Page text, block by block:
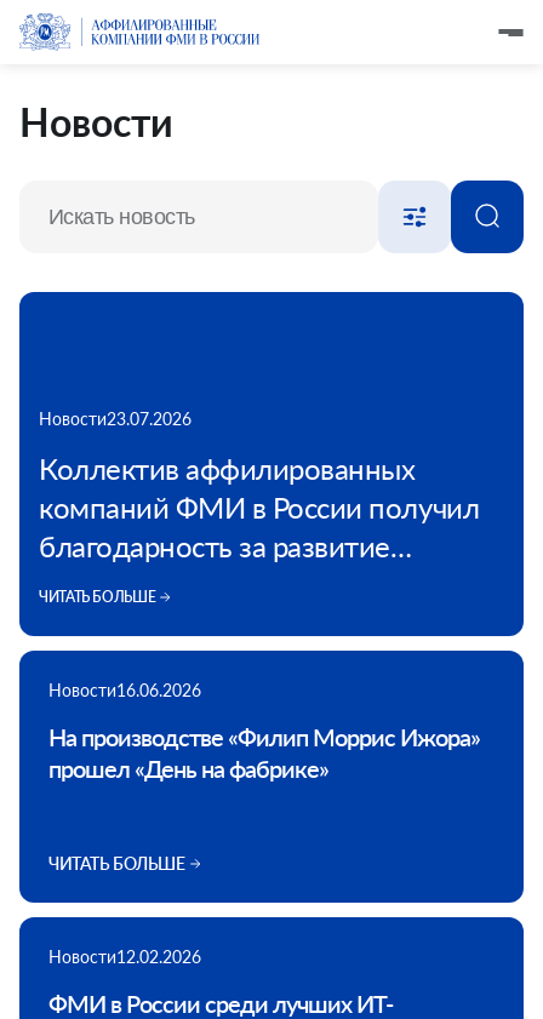
Новости
Новости23.07.2026
Коллектив аффилированных
компаний ФМИ в России получил
благодарность за развитие
корпоративного волонтерства
ЧИТАТЬ БОЛЬШЕ
Новости16.06.2026
На производстве «Филип Моррис Ижора»
прошел «День на фабрике»
ЧИТАТЬ БОЛЬШЕ
Новости12.02.2026
ФМИ в России среди лучших ИТ-